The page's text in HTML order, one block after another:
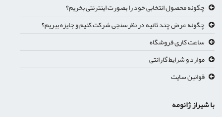
چگونه محصول انتخابی خود را بصورت اینترنتی بخریم؟
چگونه عرض چند ثانیه در نظرسنجی شرکت کنیم و جایزه ببریم؟
ساعت کاری فروشگاه
موارد و شرایط گارانتی
قوانین سایت
با شیراز ژانومه